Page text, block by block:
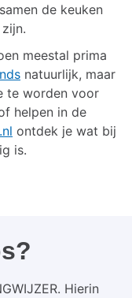
de keuken
meestal prima
natuurlijk, maar
te worden voor
helpen in de
ontdek je wat bij
is.
Hierin